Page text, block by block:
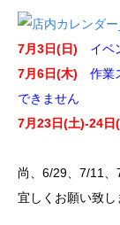
7月3日(日) イベ
7月6日(木) 作業
できません
7月23日(土)-24日
尚、6/29、7/11、
宜しくお願い致し